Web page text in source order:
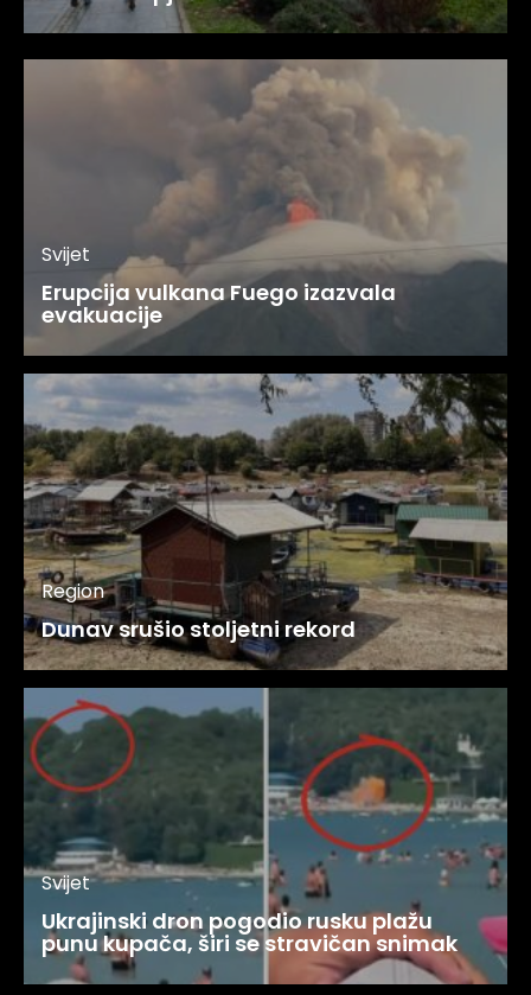
Erupcija vulkana Fuego izazvala
evakuacije
Region
Dunav srušio stoljetni rekord
Svijet
Ukrajinski dron pogodio rusku plažu
punu kupača, širi se stravičan snimak